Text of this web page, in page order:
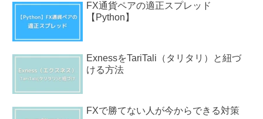
FX通貨ペアの適正スプレッド
【Python】
ExnessをTariTali（タリタリ）と紐づ
ける方法
FXで勝てない人が今からできる対策